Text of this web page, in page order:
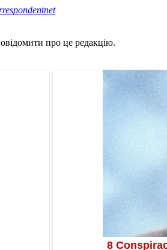
про це редакцію.